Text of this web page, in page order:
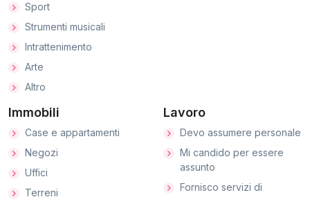
Sport
Strumenti musicali
Intrattenimento
Arte
Altro
Immobili
Case e appartamenti
Negozi
Uffici
Terreni
Lavoro
Devo assumere personale
Mi candido per essere
assunto
Fornisco servizi di